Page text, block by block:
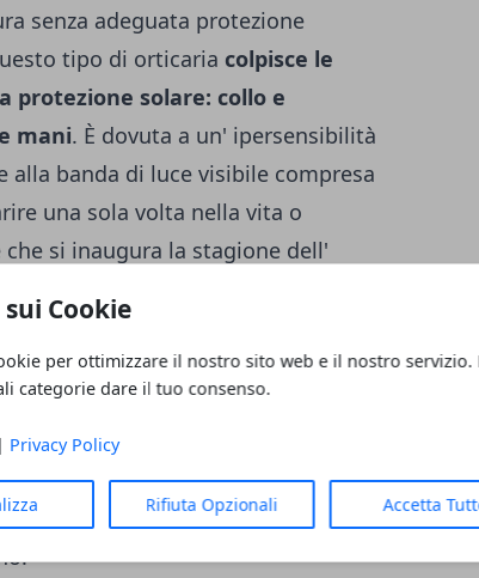
Cookie
per ottimizzare il nostro sito web e il nostro servizio.
categorie dare il tuo consenso.
Privacy Policy
Rifiuta Opzionali Accetta
senza adeguata protezione
tipo di orticaria colpisce le
protezione solare: collo e
mani. È dovuta a un' ipersensibilità
banda di luce visibile compresa
una sola volta nella vita o
si inaugura la stagione dell'
al sole con filtri solari elevati e
di crema solare SPF 50+
per tre ore di fila. La cura
orticaria solare è innanzitutto
. Vanno inoltre usati
hamamelis o aloe vera. Se il
un antistaminico per bocca